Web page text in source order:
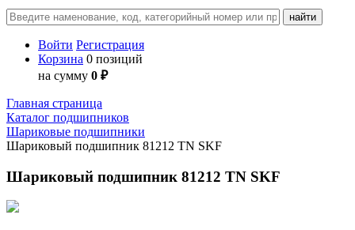
Войти Регистрация
Корзина 0 позиций
на сумму 0 ₽
Главная страница
Каталог подшипников
Шариковые подшипники
Шариковый подшипник 81212 TN SKF
Шариковый подшипник 81212 TN SKF